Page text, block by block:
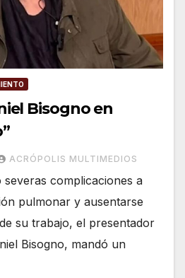
Bisogno en
ACRÓPOLIS MULTIMEDIOS
complicaciones a
pulmonar y ausentarse
su trabajo, el presentador
Bisogno, mandó un